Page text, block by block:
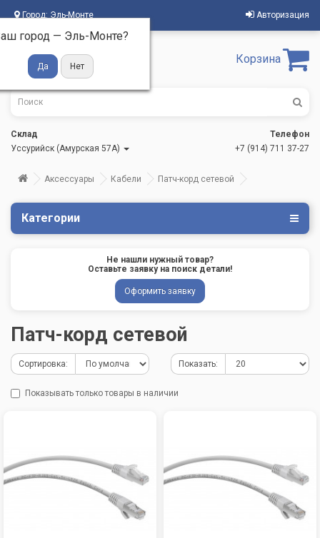
Город: Эль-Монте
город — Эль-Монте?
Авторизация
Корзина
Склад
Уссурийск (Амурская 57А)
Телефон
+7 (914) 711 37-27
Аксессуары Кабели Патч-корд сетевой
Категории
Не нашли нужный товар?
Оставьте заявку на поиск детали!
Оформить заявку
Патч-корд сетевой
Сортировка: Показать:
Показывать только товары в наличии